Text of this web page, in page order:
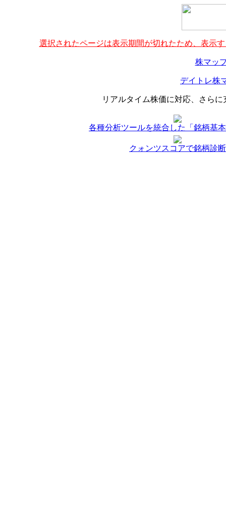
選択されたページは表示期間が切れたため、表示
株マッ
デイトレ株
リアルタイム株価に対応、さら
各種分析ツールを統合した「銘柄基
クォンツスコアで銘柄診断